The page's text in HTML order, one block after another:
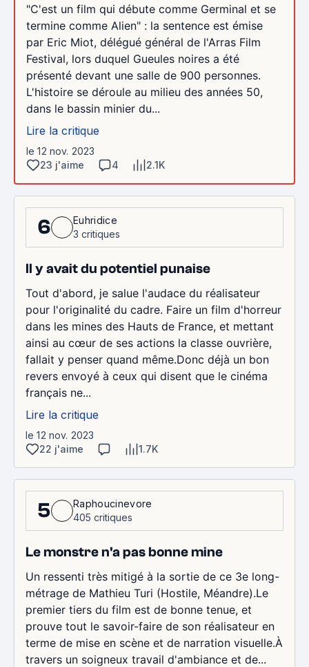
"C'est un film qui débute comme Germinal et se
termine comme Alien" : la sentence est émise
par Eric Miot, délégué général de l'Arras Film
Festival, lors duquel Gueules noires a été
présenté devant une salle de 900 personnes.
L'histoire se déroule au milieu des années 50,
dans le bassin minier du...
Lire la critique
le 12 nov. 2023
23 j'aime
4 2.1K
6
Euhridice
3 critiques
Il y avait du potentiel punaise
Tout d'abord, je salue l'audace du réalisateur
pour l'originalité du cadre. Faire un film d'horreur
dans les mines des Hauts de France, et mettant
ainsi au cœur de ses actions la classe ouvrière,
fallait y penser quand même.Donc déjà un bon
revers envoyé à ceux qui disent que le cinéma
français ne...
Lire la critique
le 12 nov. 2023
22 j'aime
1.7K
5
Raphoucinevore
405 critiques
Le monstre n'a pas bonne mine
Un ressenti très mitigé à la sortie de ce 3e long-
métrage de Mathieu Turi (Hostile, Méandre).Le
premier tiers du film est de bonne tenue, et
prouve tout le savoir-faire de son réalisateur en
terme de mise en scène et de narration visuelle.À
travers un soigneux travail d'ambiance et de...